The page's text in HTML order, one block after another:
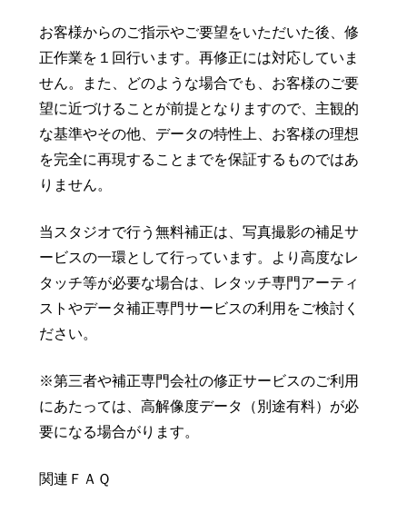
お客様からのご指示やご要望をいただいた後、修
正作業を１回行います。再修正には対応していま
せん。また、どのような場合でも、お客様のご要
望に近づけることが前提となりますので、主観的
な基準やその他、データの特性上、お客様の理想
を完全に再現することまでを保証するものではあ
りません。
当スタジオで行う無料補正は、写真撮影の補足サ
ービスの一環として行っています。より高度なレ
タッチ等が必要な場合は、レタッチ専門アーティ
ストやデータ補正専門サービスの利用をご検討く
ださい。
※第三者や補正専門会社の修正サービスのご利用
にあたっては、高解像度データ（別途有料）が必
要になる場合がります。
関連ＦＡＱ